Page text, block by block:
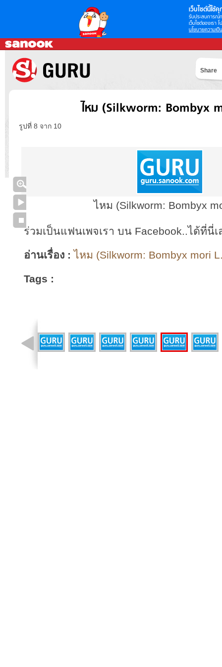
เว็บไซต์นี้ใช้คุ
รับประสบการณ์
เว็บไซต์ของเรา
นโยบายความเป็
Share
ไหม (Silkworm: Bombyx
รูปที่ 8 จาก 10
ไหม (Silkworm: Bombyx
ร่วมเป็นแฟนเพจเรา บน Facebook..ได้ที่นี่เ
อ่านเรื่อง : ไหม (Silkworm: Bombyx mori
Tags :